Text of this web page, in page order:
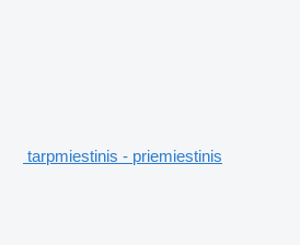
tarpmiestinis - priemiestinis